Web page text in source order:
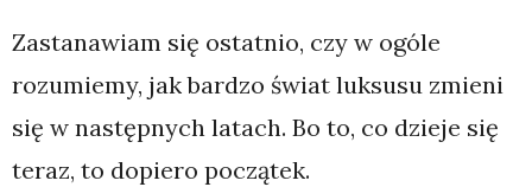
Zastanawiam się ostatnio, czy w ogóle
rozumiemy, jak bardzo świat luksusu zmieni
się w następnych latach. Bo to, co dzieje się
teraz, to dopiero początek.